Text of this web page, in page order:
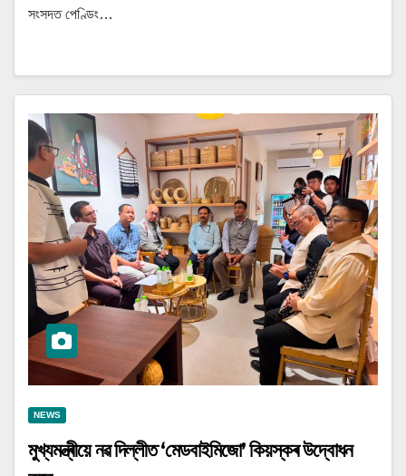
সংসদত পেণ্ডিং…
NEWS
মুখ্যমন্ত্ৰীয়ে নৱ দিল্লীত ‘মেডবাইমিজো’ কিয়স্কৰ উদ্বোধন